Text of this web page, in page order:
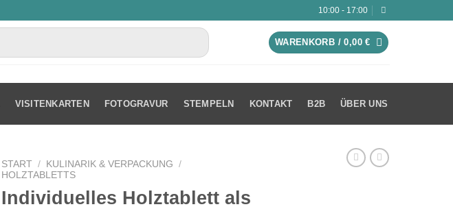
10:00 - 17:00
WARENKORB /0,00€
VISITENKARTEN FOTOGRAVUR STEMPELN KONTAKT B2B ÜBER UNS
START / KULINARIK & VERPACKUNG
/
HOLZTABLETTS
Individuelles Holztablett als